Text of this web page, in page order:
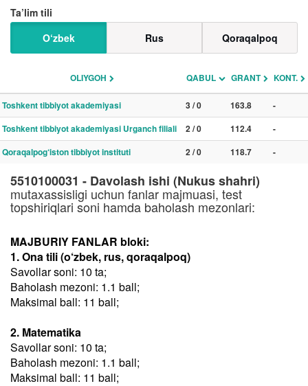
Ta’lim tili
O‘zbek
Rus Qoraqalpoq
OLIYGOH QABUL GRANT KONT.
Toshkent tibbiyot akademiyasi 3 / 0 163.8
-
Toshkent tibbiyot akademiyasi Urganch filiali
2 / 0 112.4
-
Qoraqalpog‘iston tibbiyot instituti
2 / 0 118.7 -
5510100031 - Davolash ishi (Nukus shahri)
mutaxassisligi uchun fanlar majmuasi, test
topshiriqlari soni hamda baholash mezonlari:
MAJBURIY FANLAR bloki:
1. Ona tili (o‘zbek, rus, qoraqalpoq)
Savollar soni: 10 ta;
Baholash mezoni: 1.1 ball;
Maksimal ball: 11 ball;
2. Matematika
Savollar soni: 10 ta;
Baholash mezoni: 1.1 ball;
Maksimal ball: 11 ball;